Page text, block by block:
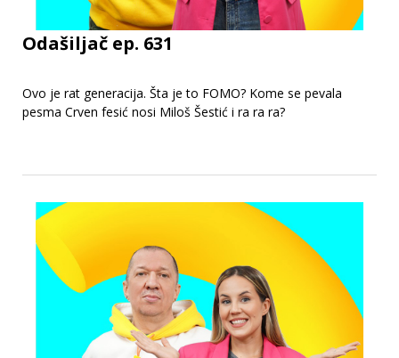
Odašiljač ep. 631
Ovo je rat generacija. Šta je to FOMO? Kome se pevala
pesma Crven fesić nosi Miloš Šestić i ra ra ra?